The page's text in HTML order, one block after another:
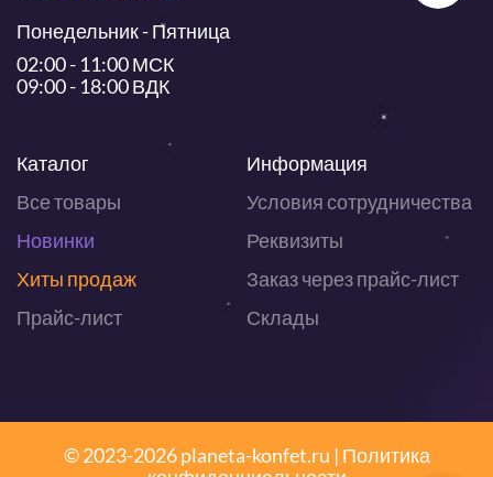
Понедельник - Пятница
02:00 - 11:00 МСК
09:00 - 18:00 ВДК
Каталог
Все товары
Новинки
Хиты продаж
Прайс-лист
Информация
Условия сотрудничества
Реквизиты
Заказ через прайс-лист
Склады
© 2023-2026 planeta-konfet.ru | Политика